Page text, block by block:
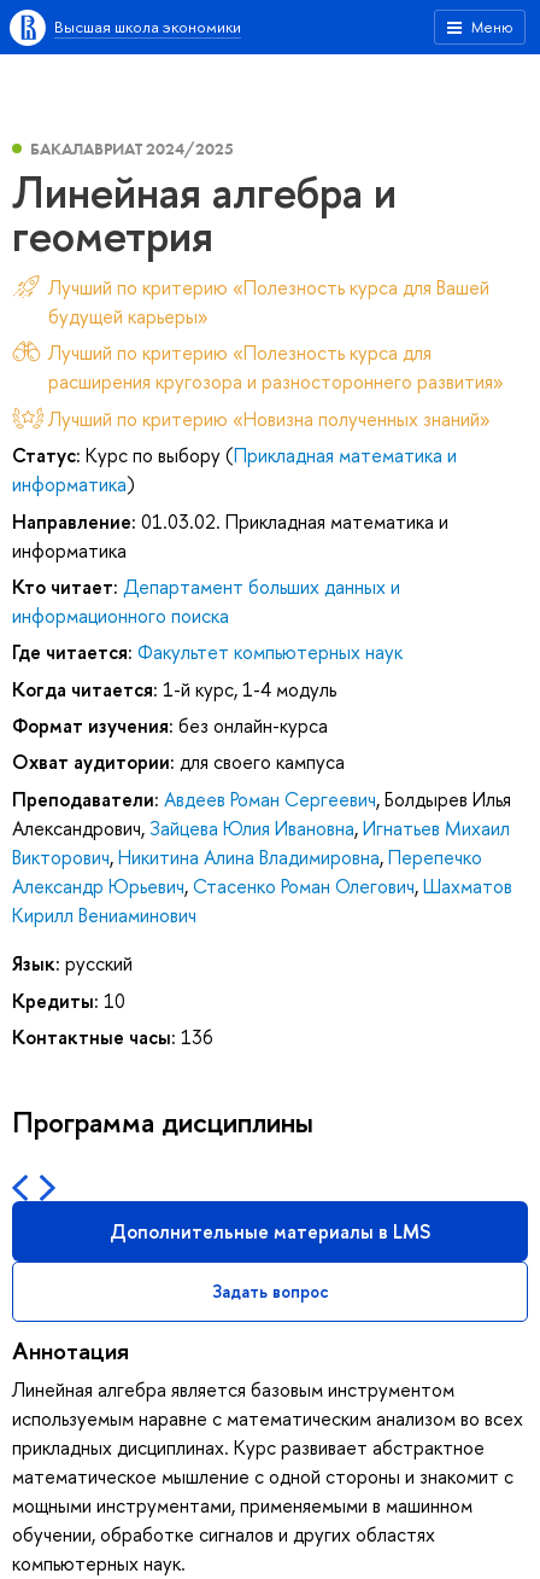
Меню
Высшая школа экономики
БАКАЛАВРИАТ 2024/2025
Линейная алгебра и
геометрия
Лучший по критерию «Полезность курса для Вашей
будущей карьеры»
Лучший по критерию «Полезность курса для
расширения кругозора и разностороннего развития»
Лучший по критерию «Новизна полученных знаний»
Статус: Курс по выбору (Прикладная математика и
информатика)
Направление: 01.03.02. Прикладная математика и
информатика
Кто читает: Департамент больших данных и
информационного поиска
Где читается: Факультет компьютерных наук
Когда читается: 1-й курс, 1-4 модуль
Формат изучения: без онлайн-курса
Охват аудитории: для своего кампуса
Преподаватели: Авдеев Роман Сергеевич,Болдырев Илья
Александрович, Зайцева Юлия Ивановна,Игнатьев Михаил
Викторович,Никитина Алина Владимировна,Перепечко
Александр Юрьевич,Стасенко Роман Олегович,Шахматов
Кирилл Вениаминович
Язык: русский
Кредиты: 10
Контактные часы: 136
Программа дисциплины
Дополнительные материалы в LMS
Задать вопрос
Аннотация
Линейная алгебра является базовым инструментом
используемым наравне с математическим анализом во всех
прикладных дисциплинах. Курс развивает абстрактное
математическое мышление с одной стороны и знакомит с
мощными инструментами, применяемыми в машинном
обучении, обработке сигналов и других областях
компьютерных наук.